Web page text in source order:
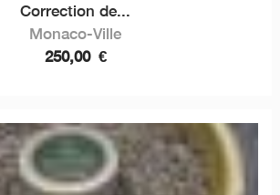
Correction de...
Monaco-Ville
250,00 €